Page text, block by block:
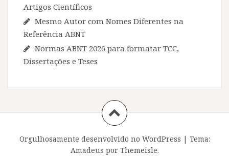
Artigos Científicos
Mesmo Autor com Nomes Diferentes na
Referência ABNT
Normas ABNT 2026 para formatar TCC,
Dissertações e Teses
Orgulhosamente desenvolvido no WordPress | Tema:
Amadeus por Themeisle.